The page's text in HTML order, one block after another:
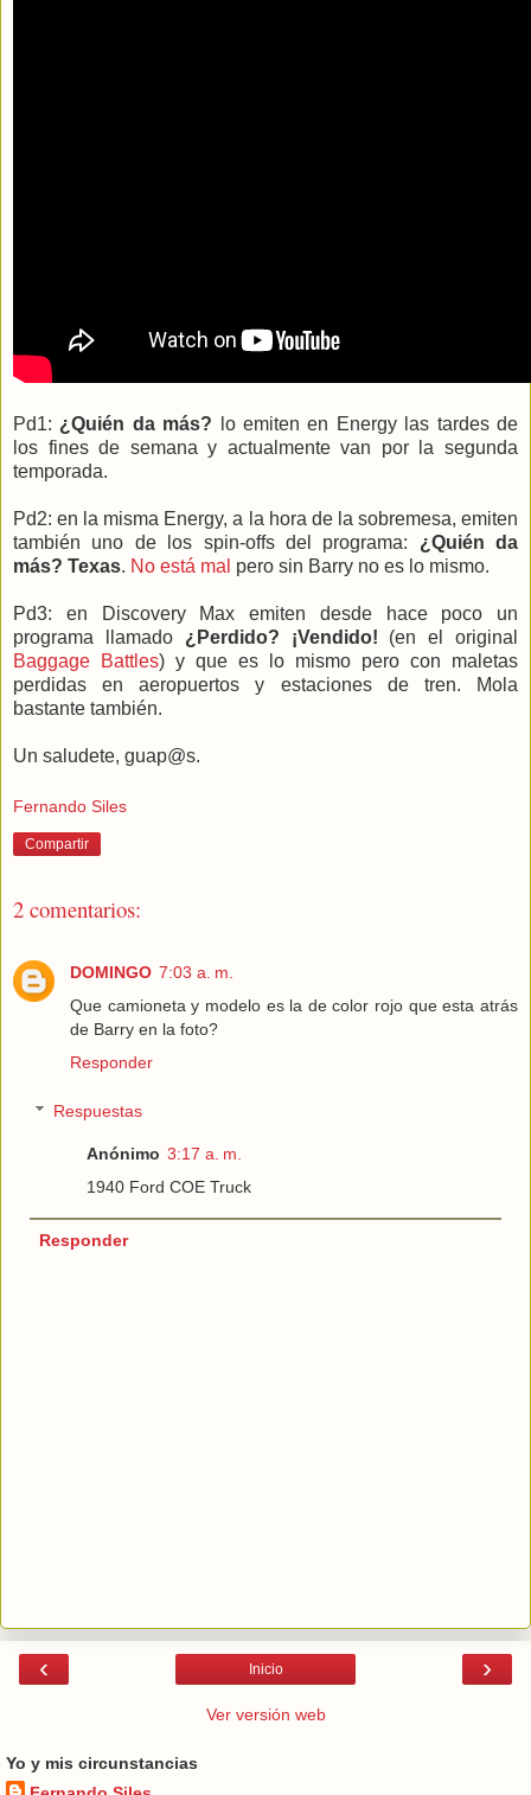
Pd1: ¿Quién da más? lo emiten en Energy las tardes de
los fines de semana y actualmente van por la segunda
temporada.
Pd2: en la misma Energy, a la hora de la sobremesa, emiten
también uno de los spin-offs del programa: ¿Quién da
más? Texas. No está mal pero sin Barry no es lo mismo.
Pd3: en Discovery Max emiten desde hace poco un
programa llamado ¿Perdido? ¡Vendido! (en el original
Baggage Battles) y que es lo mismo pero con maletas
perdidas en aeropuertos y estaciones de tren. Mola
bastante también.
Un saludete, guap@s.
Fernando Siles
Compartir
2 comentarios:
DOMINGO 7:03 a. m.
Que camioneta y modelo es la de color rojo que esta atrás
de Barry en la foto?
Responder
Respuestas
Anónimo 3:17 a. m.
1940 Ford COE Truck
Responder
‹ ›
Inicio
Ver versión web
Yo y mis circunstancias